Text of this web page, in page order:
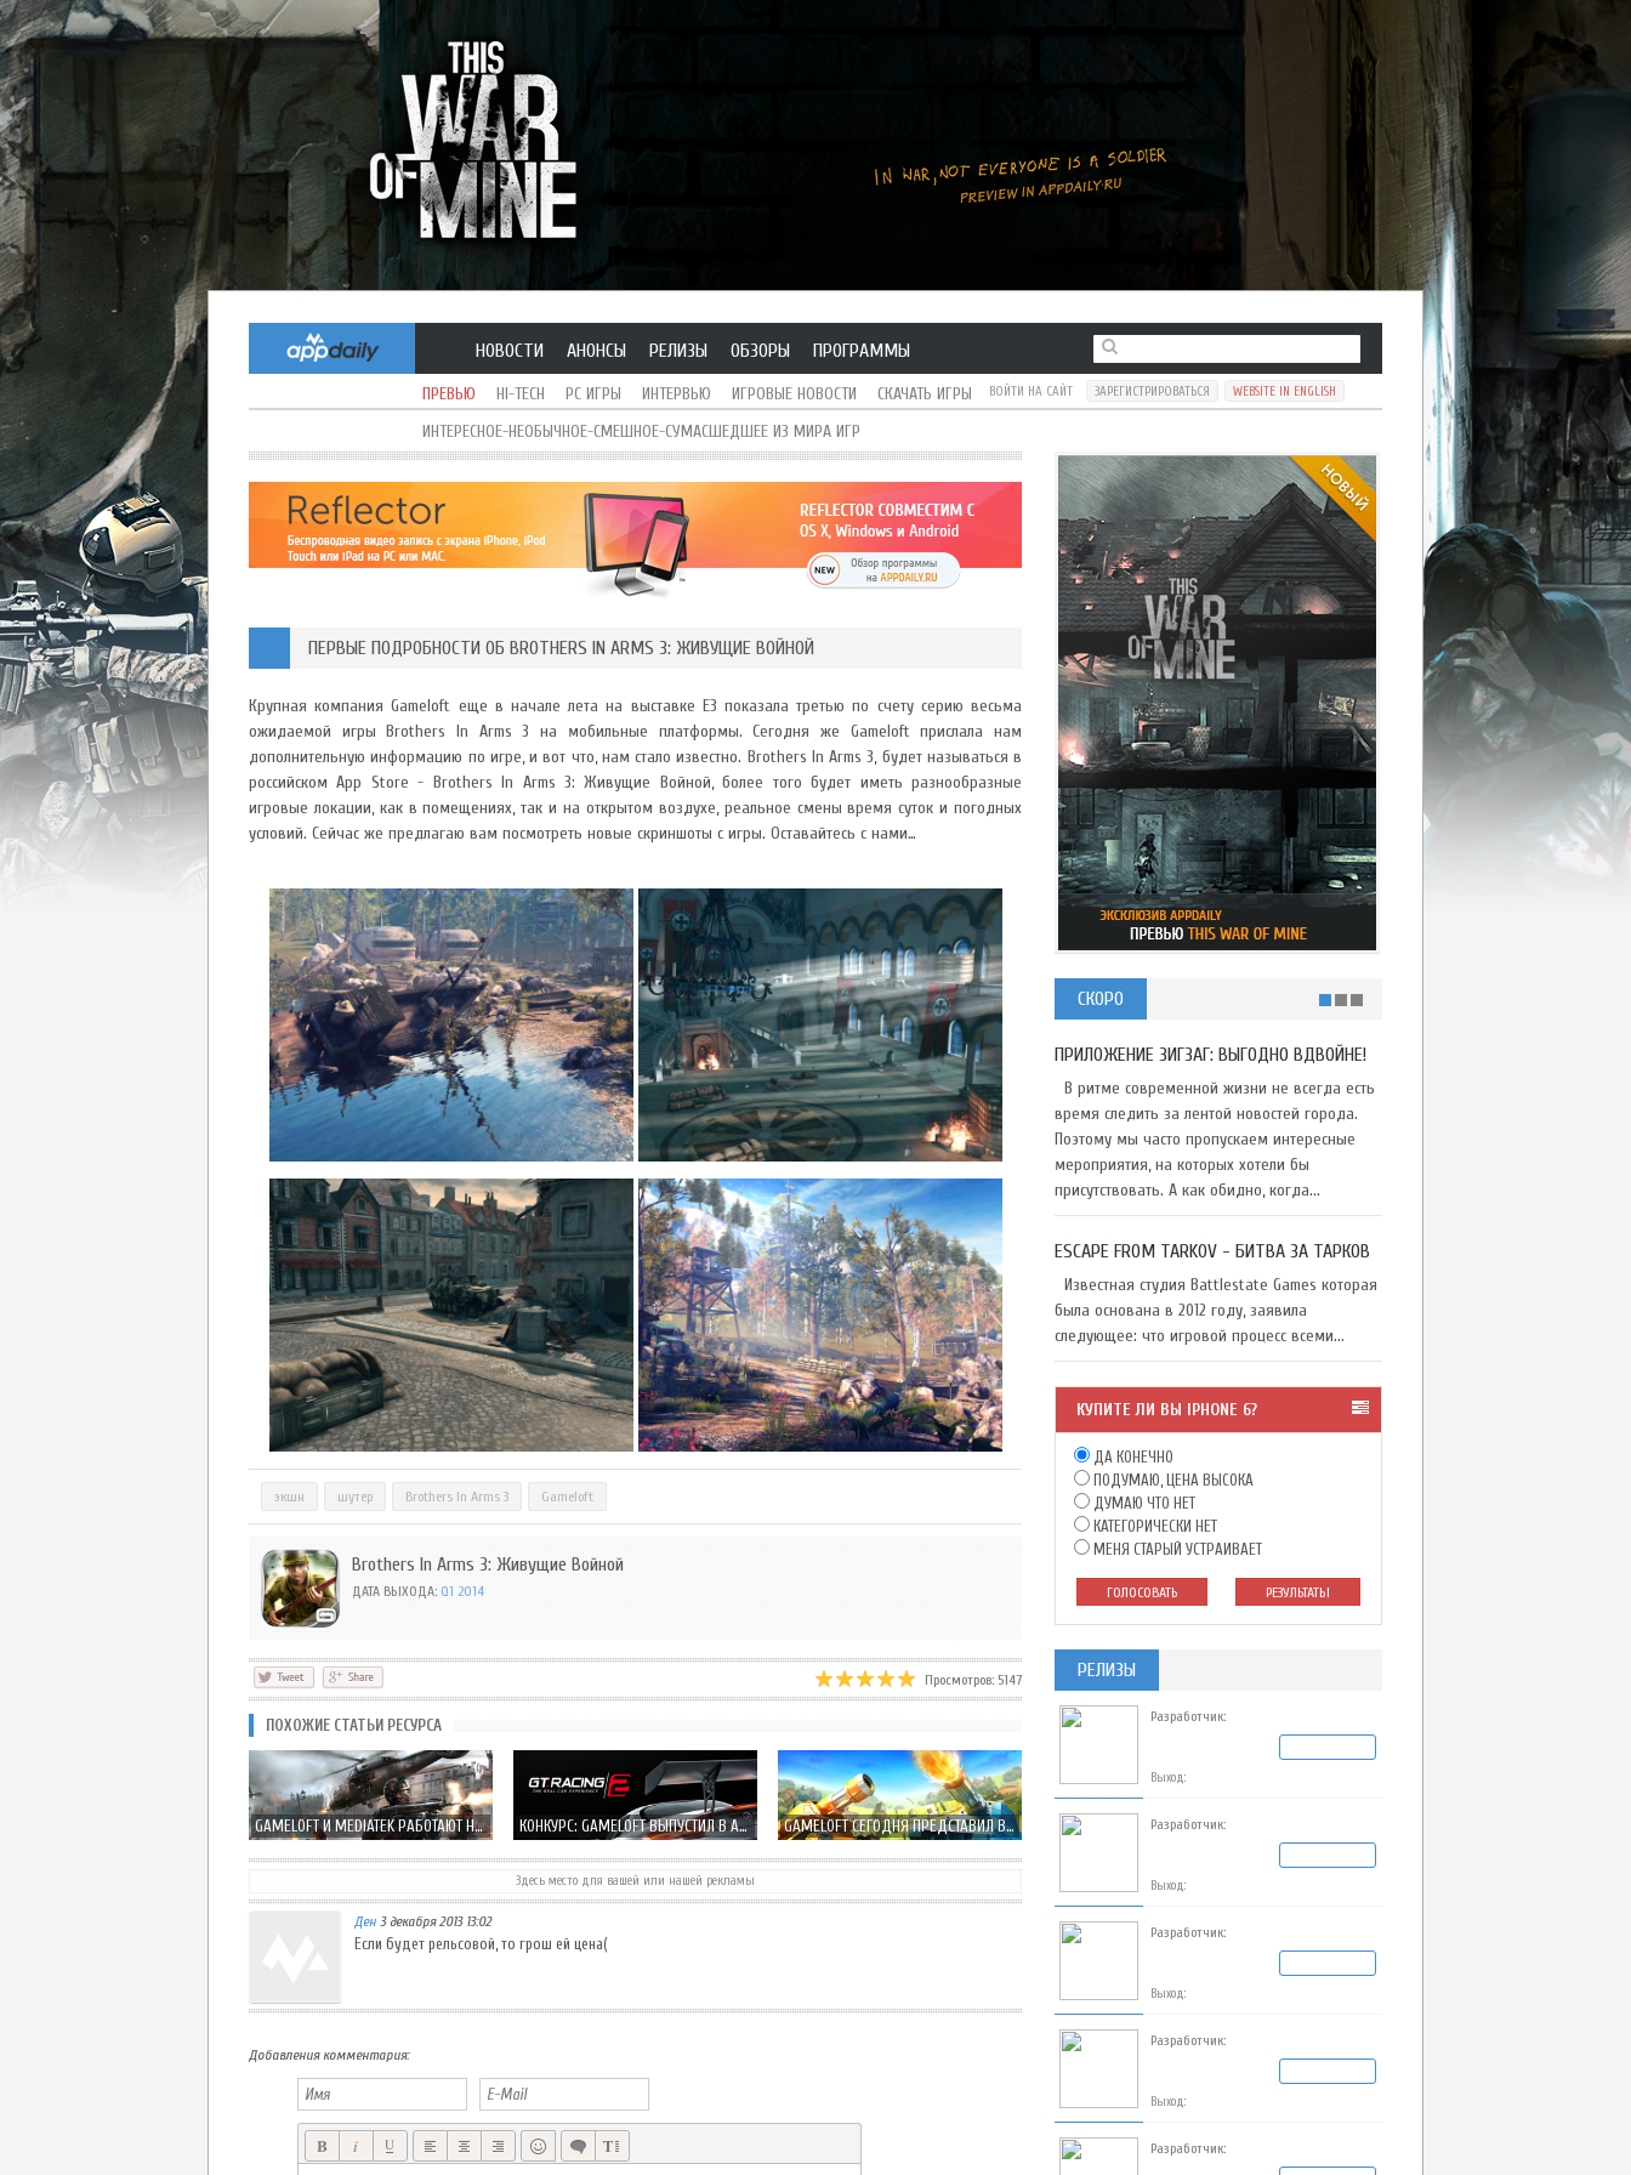
НОВОСТИ АНОНСЫ РЕЛИЗЫ ОБЗОРЫ ПРОГРАММЫ
ПРЕВЬЮ HI-TECH PC ИГРЫ ИНТЕРВЬЮ ИГРОВЫЕ НОВОСТИ
СКАЧАТЬ ИГРЫ
ИНТЕРЕСНОЕ-НЕОБЫЧНОЕ-СМЕШНОЕ-СУМАСШЕДШЕЕ ИЗ МИРА ИГР
ВОЙТИ НА САЙТ ЗАРЕГИСТРИРОВАТЬСЯ WEBSITE IN ENGLISH
ПЕРВЫЕ ПОДРОБНОСТИ ОБ BROTHERS IN ARMS 3: ЖИВУЩИЕ ВОЙНОЙ
Крупная компания Gameloft еще в начале лета на выставке E3 показала третью по счету серию весьма
ожидаемой игры Brothers In Arms 3 на мобильные платформы. Сегодня же Gameloft прислала нам
дополнительную информацию по игре, и вот что, нам стало известно. Brothers In Arms 3, будет называться в
российском App Store - Brothers In Arms 3: Живущие Войной, более того будет иметь разнообразные
игровые локации, как в помещениях, так и на открытом воздухе, реальное смены время суток и погодных
условий. Сейчас же предлагаю вам посмотреть новые скриншоты с игры. Оставайтесь с нами…
экшн шутер Brothers In Arms 3 Gameloft
Brothers In Arms 3: Живущие Войной
ДАТА ВЫХОДА: Q1 2014
Просмотров: 5147
ПОХОЖИЕ СТАТЬИ РЕСУРСА
GAMELOFT И MEDIATEK РАБОТАЮТ НАД УЛУЧШЕНИЕМ ГРАФИКИ MODERN COMBAT 5 КОНКУРС: GAMELOFT ВЫПУСТИЛ В APP STORE GT RACING 2: THE REAL CAR EXPERIENCE GAMELOFT СЕГОДНЯ ПРЕДСТАВИЛ В APP STORE СВОЮ НОВУЮ ИГРУ «БИТВЫ ТАНКОВ»
ASPHALT 8: НА ВЗЛЁТ ОБНОВИЛСЯ И СТАЛ БЕСПЛАТНЫМ НАВСЕГДА!
Здесь место для вашей или нашей рекламы
Ден 3 декабря 2013 13:02
Если будет рельсовой, то грош ей цена(
Добавления комментария:
СКОРО
ПРИЛОЖЕНИЕ ЗИГЗАГ: ВЫГОДНО ВДВОЙНЕ!
В ритме современной жизни не всегда есть
время следить за лентой новостей города.
Поэтому мы часто пропускаем интересные
мероприятия, на которых хотели бы
присутствовать. А как обидно, когда...
ESCAPE FROM TARKOV - БИТВА ЗА ТАРКОВ
Известная студия Battlestate Games которая
была основана в 2012 году, заявила
следующее: что игровой процесс всеми...
КУПИТЕ ЛИ ВЫ IPHONE 6?
ДА КОНЕЧНО
ПОДУМАЮ, ЦЕНА ВЫСОКА
ДУМАЮ ЧТО НЕТ
КАТЕГОРИЧЕСКИ НЕТ
МЕНЯ СТАРЫЙ УСТРАИВАЕТ
ГОЛОСОВАТЬ РЕЗУЛЬТАТЫ
РЕЛИЗЫ
Разработчик:
Выход:
Разработчик:
Выход:
Разработчик:
Выход:
Разработчик:
Выход:
Разработчик: